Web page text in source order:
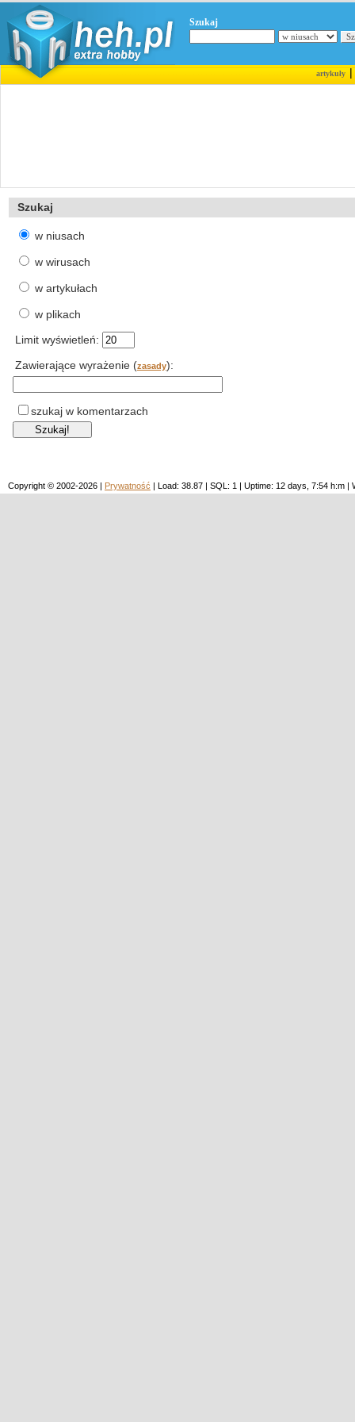
Szukaj
artykuły|
Szukaj
w niusach
w wirusach
w artykułach
w plikach
Limit wyświetleń:
Zawierające wyrażenie (zasady):
szukaj w komentarzach
Copyright © 2002-2026 | Prywatność | Load: 38.87 | SQL: 1 | Uptime: 12 days, 7:54 h:m